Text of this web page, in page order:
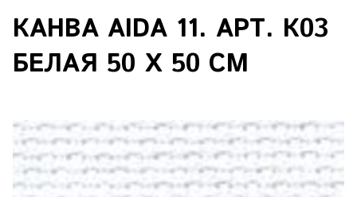
КАНВА AIDA 11. АРТ. К03
БЕЛАЯ 50 Х 50 СМ